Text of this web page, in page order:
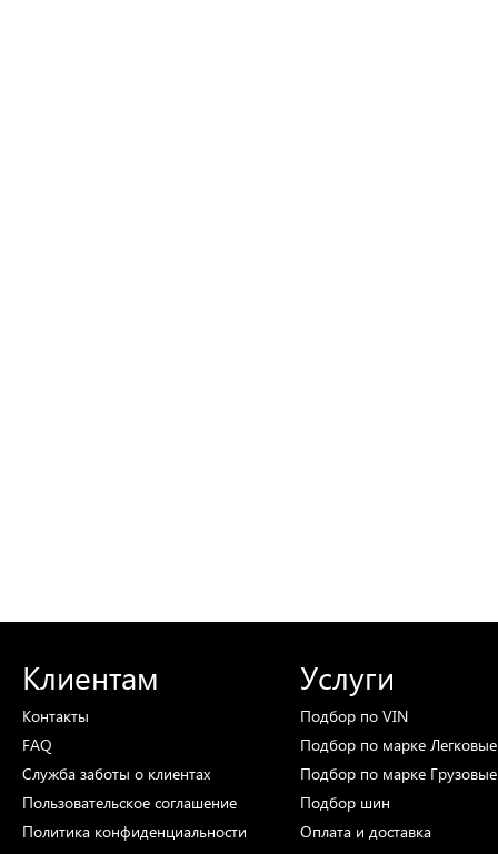
Клиентам
Контакты
FAQ
Служба заботы о клиентах
Пользовательское соглашение
Политика конфиденциальности
Услуги
Подбор по VIN
Подбор по марке
Подбор по марке
Подбор шин
Оплата и доставка